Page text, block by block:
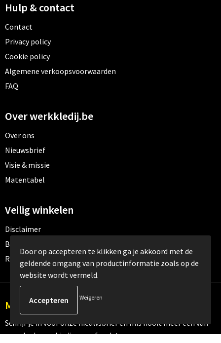
Hulp & contact
Contact
Privacy policy
Cookie policy
Algemene verkoopsvoorwaarden
FAQ
Over werkkledij.be
Over ons
Nieuwsbrief
Visie & missie
Matentabel
Veilig winkelen
Disclaimer
Betaalmethoden
Retourneren
Meld je aan voor onze nieuwsbrief
Schrijf je in voor onze nieuwsbrief en mis nooit meer één van
onze leuke aanbiedingen of updates.
Door op accepteren te klikken ga je akkoord met de
geldende omgang van productinformatie zoals op de
website wordt vermeld.
Weigeren